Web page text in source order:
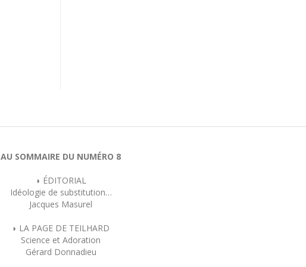
AU SOMMAIRE DU NUMÉRO 8
◗ ÉDITORIAL
Idéologie de substitution…
Jacques Masurel
◗ LA PAGE DE TEILHARD
Science et Adoration
Gérard Donnadieu